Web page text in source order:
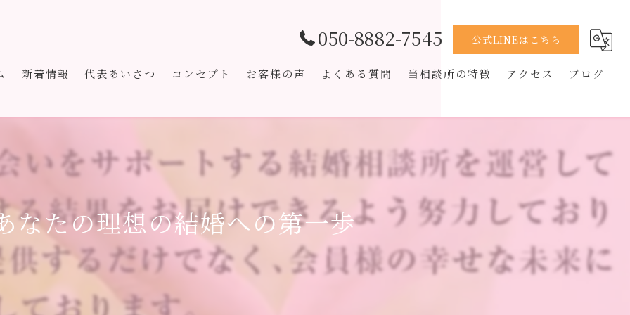
050-8882-7545 公式LINEはこちら
新着情報 代表あいさつ コンセプト お客様の声 よくある質問 当相談所の特徴
男性
恋愛経験なし
再婚
スピード婚
アクセス ブログ
コラム
なたの理想の結婚への第一歩